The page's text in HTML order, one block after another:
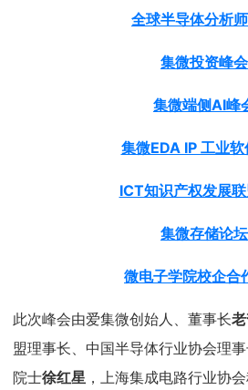
全球半导体分析
集微投资峰会
集微端侧AI峰
集微EDA IP 工业
ICT知识产权发展
集微存储论坛
微电子学院校企合
此次峰会由爱集微创始人、董事长
盟理事长、中国半导体行业协会理
院士徐红星 ，上海集成电路行业协